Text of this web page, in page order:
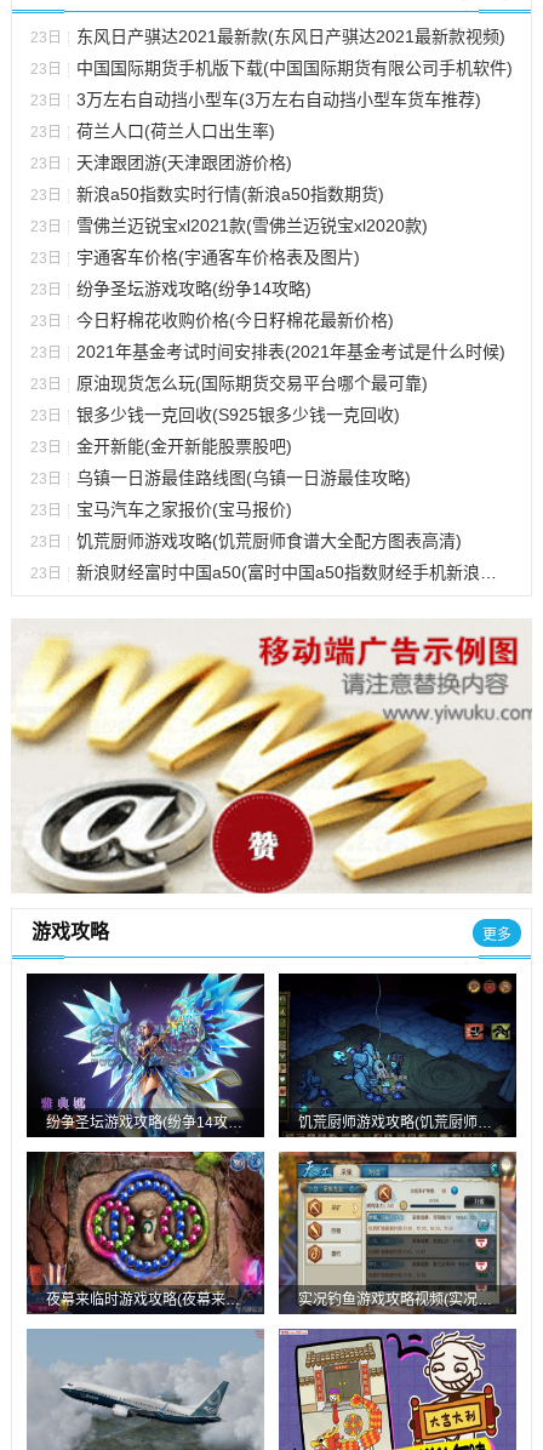
23日 东风日产骐达2021最新款(东风日产骐达2021最新款视频)
23日 中国国际期货手机版下载(中国国际期货有限公司手机软件)
23日 3万左右自动挡小型车(3万左右自动挡小型车货车推荐)
23日 荷兰人口(荷兰人口出生率)
23日 天津跟团游(天津跟团游价格)
23日 新浪a50指数实时行情(新浪a50指数期货)
23日 雪佛兰迈锐宝xl2021款(雪佛兰迈锐宝xl2020款)
23日 宇通客车价格(宇通客车价格表及图片)
23日 纷争圣坛游戏攻略(纷争14攻略)
23日 今日籽棉花收购价格(今日籽棉花最新价格)
23日 2021年基金考试时间安排表(2021年基金考试是什么时候)
23日 原油现货怎么玩(国际期货交易平台哪个最可靠)
23日 银多少钱一克回收(S925银多少钱一克回收)
23日 金开新能(金开新能股票股吧)
23日 乌镇一日游最佳路线图(乌镇一日游最佳攻略)
23日 宝马汽车之家报价(宝马报价)
23日 饥荒厨师游戏攻略(饥荒厨师食谱大全配方图表高清)
23日 新浪财经富时中国a50(富时中国a50指数财经手机新浪网一)
游戏攻略 更多
纷争圣坛游戏攻略(纷争14攻略) 饥荒厨师游戏攻略(饥荒厨师食谱大全配方图表高清)
夜幕来临时游戏攻略(夜幕来临电影) 实况钓鱼游戏攻略视频(实况钓鱼游戏怎么钓大鱼)